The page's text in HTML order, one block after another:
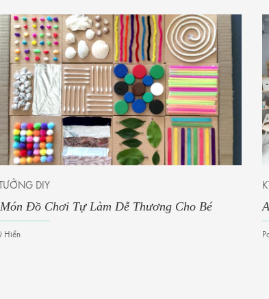
DIY
Đồ Chơi Tự Làm Dễ Thương Cho Bé
Hiền